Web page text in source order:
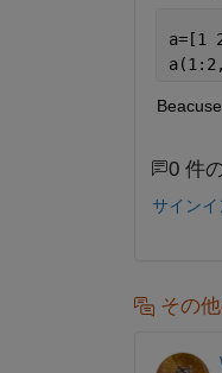
a=[1
0 件
サインイ
その他